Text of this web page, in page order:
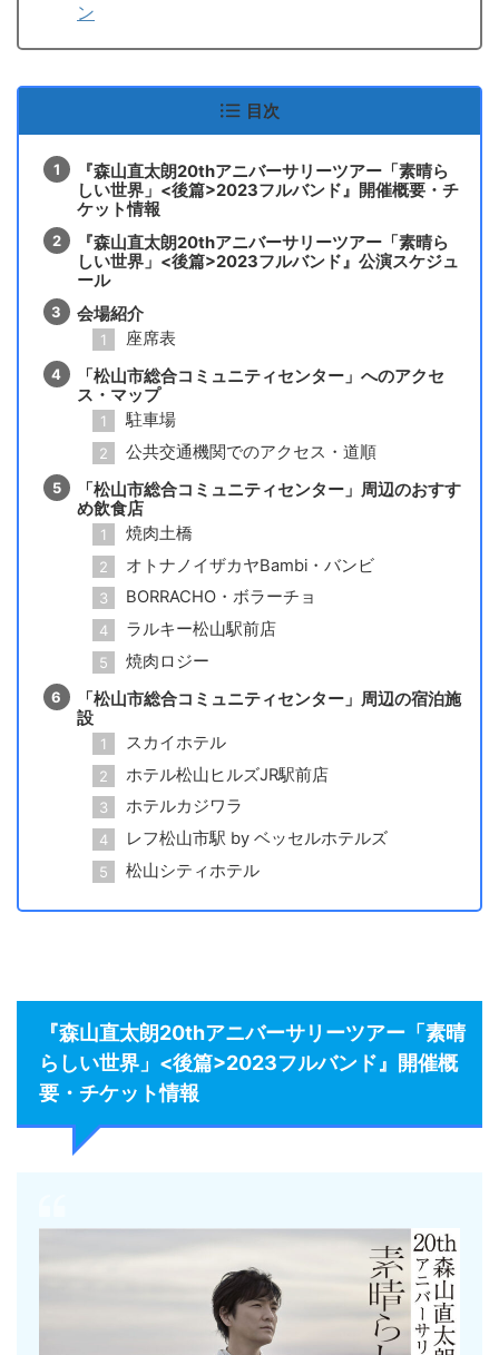
ン
目次
『森山直太朗20thアニバーサリーツアー「素晴ら
しい世界」<後篇>2023フルバンド』開催概要・チ
ケット情報
『森山直太朗20thアニバーサリーツアー「素晴ら
しい世界」<後篇>2023フルバンド』公演スケジュ
ール
会場紹介
座席表
「松山市総合コミュニティセンター」へのアクセ
ス・マップ
駐車場
公共交通機関でのアクセス・道順
「松山市総合コミュニティセンター」周辺のおすす
め飲食店
焼肉土橋
オトナノイザカヤBambi・バンビ
BORRACHO・ボラーチョ
ラルキー松山駅前店
焼肉ロジー
「松山市総合コミュニティセンター」周辺の宿泊施
設
スカイホテル
ホテル松山ヒルズJR駅前店
ホテルカジワラ
レフ松山市駅 by ベッセルホテルズ
松山シティホテル
『森山直太朗20thアニバーサリーツアー「素晴
らしい世界」<後篇>2023フルバンド』開催概
要・チケット情報